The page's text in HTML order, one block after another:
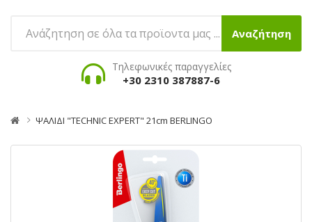
Αναζήτηση
Τηλεφωνικές παραγγελίες
+30 2310 387887-6
ΨΑΛΙΔΙ "TECHNIC EXPERT" 21cm BERLINGO